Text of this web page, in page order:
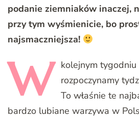
podanie ziemniaków inaczej,
przy tym wyśmienicie, bo
najsmaczniejsza!
W
kolejnym
rozpoczynamy
To właśnie te
bardzo lubiane warzywa w